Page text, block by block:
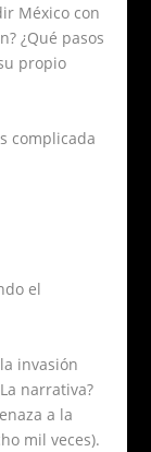
México con
¿Qué pasos
propio
complicada
el
invasión
narrativa?
a la
mil veces).